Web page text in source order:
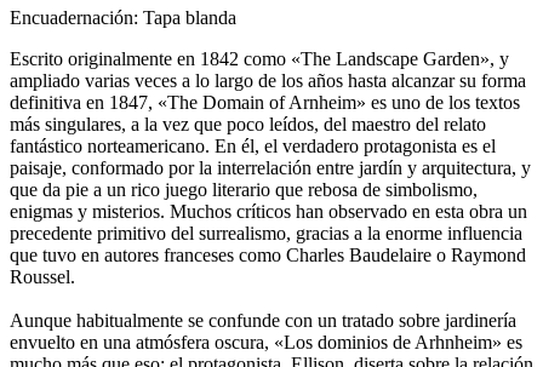
Encuadernación: Tapa blanda
Escrito originalmente en 1842 como «The Landscape Garden», y
ampliado varias veces a lo largo de los años hasta alcanzar su forma
definitiva en 1847, «The Domain of Arnheim» es uno de los textos
más singulares, a la vez que poco leídos, del maestro del relato
fantástico norteamericano. En él, el verdadero protagonista es el
paisaje, conformado por la interrelación entre jardín y arquitectura, y
que da pie a un rico juego literario que rebosa de simbolismo,
enigmas y misterios. Muchos críticos han observado en esta obra un
precedente primitivo del surrealismo, gracias a la enorme influencia
que tuvo en autores franceses como Charles Baudelaire o Raymond
Roussel.
Aunque habitualmente se confunde con un tratado sobre jardinería
envuelto en una atmósfera oscura, «Los dominios de Arhnheim» es